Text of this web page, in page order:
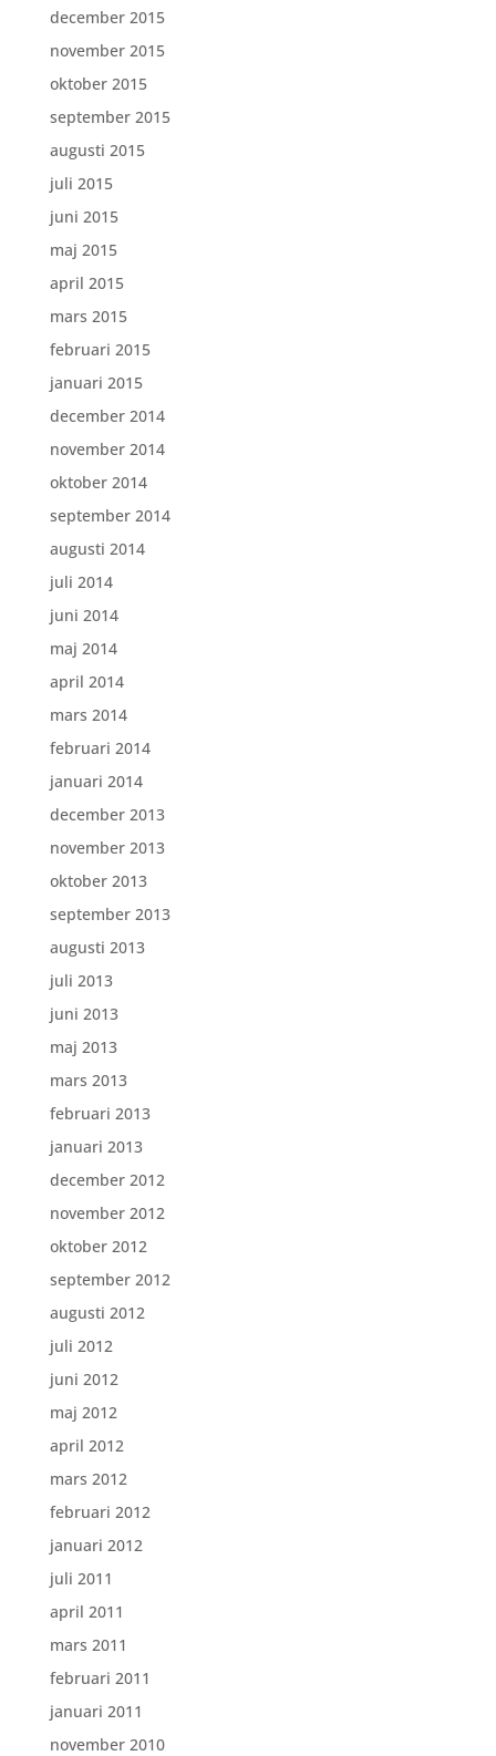
december 2015
november 2015
oktober 2015
september 2015
augusti 2015
juli 2015
juni 2015
maj 2015
april 2015
mars 2015
februari 2015
januari 2015
december 2014
november 2014
oktober 2014
september 2014
augusti 2014
juli 2014
juni 2014
maj 2014
april 2014
mars 2014
februari 2014
januari 2014
december 2013
november 2013
oktober 2013
september 2013
augusti 2013
juli 2013
juni 2013
maj 2013
mars 2013
februari 2013
januari 2013
december 2012
november 2012
oktober 2012
september 2012
augusti 2012
juli 2012
juni 2012
maj 2012
april 2012
mars 2012
februari 2012
januari 2012
juli 2011
april 2011
mars 2011
februari 2011
januari 2011
november 2010